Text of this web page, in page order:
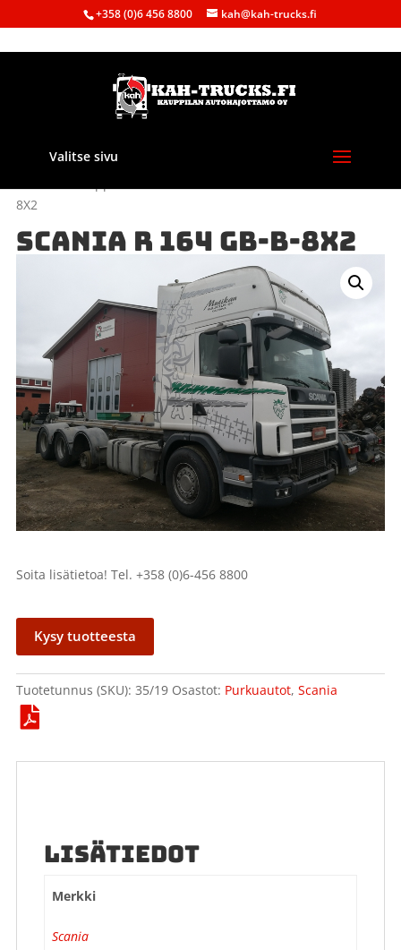
+358 (0)6 456 8800 kah@kah-trucks.fi
Valitse sivu
8X2
SCANIA R 164 GB-B-8X2
Soita lisätietoa! Tel. +358 (0)6-456 8800
Kysy tuotteesta
Tuotetunnus (SKU): 35/19 Osastot: Purkuautot, Scania
LISÄTIEDOT
Merkki
Scania